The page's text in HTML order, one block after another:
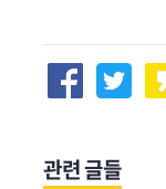
관련 글들